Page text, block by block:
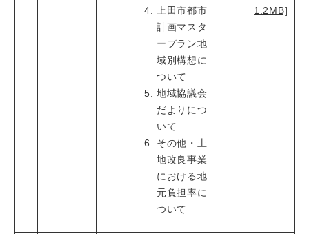
上田市都市
計画マスタ
ープラン地
域別構想に
ついて
地域協議会
だよりにつ
いて
その他・土
地改良事業
における地
元負担率に
ついて
1.2MB]